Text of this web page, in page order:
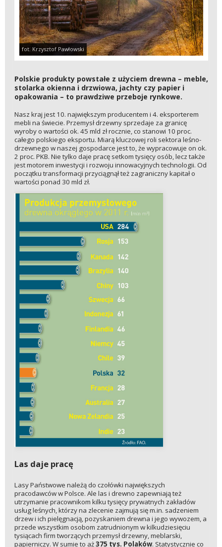
fot. Krzysztof Pawłowski
Polskie produkty powstałe z użyciem drewna – meble,
stolarka okienna i drzwiowa, jachty czy papier i
opakowania – to prawdziwe przeboje rynkowe.
Nasz kraj jest 10. największym producentem i 4. eksporterem
mebli na świecie. Przemysł drzewny sprzedaje za granicę
wyroby o wartości ok. 45 mld zł rocznie, co stanowi 10 proc.
całego polskiego eksportu. Miarą kluczowej roli sektora leśno-
drzewnego w naszej gospodarce jest to, że wypracowuje on ok.
2 proc. PKB. Nie tylko daje pracę setkom tysięcy osób, lecz także
jest motorem inwestycji i rozwoju innowacyjnych technologii. Od
początku transformacji przyciągnął też zagraniczny kapitał o
wartości ponad 30 mld zł.
Las daje pracę
Lasy Państwowe należą do czołówki największych
pracodawców w Polsce. Ale las i drewno zapewniają też
utrzymanie pracownikom kilku tysięcy prywatnych zakładów
usług leśnych, którzy na zlecenie zajmują się m.in. sadzeniem
drzew i ich pielęgnacją, pozyskaniem drewna i jego wywozem, a
przede wszystkim osobom zatrudnionym w kilkudziesięciu
tysiącach firm tworzących przemysł drzewny, meblarski,
papierniczy. W sumie to aż375 tys. Polaków. Statystycznie co